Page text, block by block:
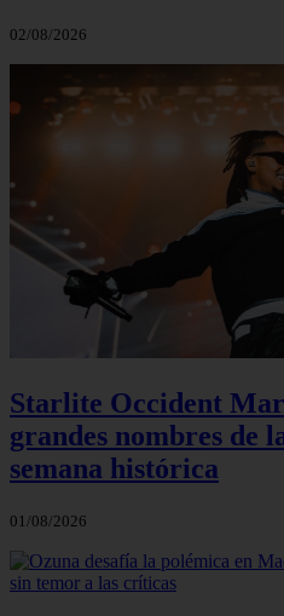
02/08/2026
Starlite Occident
grandes nombres de
semana histórica
01/08/2026